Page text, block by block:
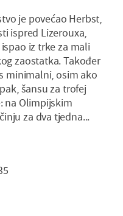
je povećao Herbst,
ispred Lizerouxa,
iz trke za mali
zaostatka. Također
minimalni, osim ako
šansu za trofej
na Olimpijskim
za dva tjedna...